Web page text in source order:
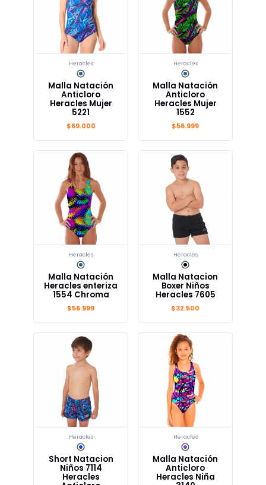
Heracles
Malla Natación
Anticloro
Heracles Mujer
5221
$69.000
Heracles
Malla Natación
Anticloro
Heracles Mujer
1552
$56.999
Heracles
Malla Natación
Heracles enteriza
1554 Chroma
$56.999
Heracles
Malla Natacion
Boxer Niños
Heracles 7605
$32.500
Heracles
Short Natacion
Niños 7114
Heracles
Heracles
Malla Natación
Anticloro
Heracles Niña